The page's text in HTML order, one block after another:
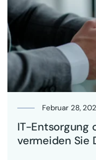
Februar 28,
IT-Entsorgung
vermeiden Sie